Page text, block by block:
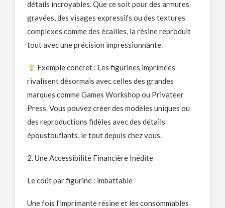
détails incroyables. Que ce soit pour des armures
gravées, des visages expressifs ou des textures
complexes comme des écailles, la résine reproduit
tout avec une précision impressionnante.
Exemple concret : Les figurines imprimées
rivalisent désormais avec celles des grandes
marques comme Games Workshop ou Privateer
Press. Vous pouvez créer des modèles uniques ou
des reproductions fidèles avec des détails
époustouflants, le tout depuis chez vous.
2. Une Accessibilité Financière Inédite
Le coût par figurine : imbattable
Une fois l’imprimante résine et les consommables